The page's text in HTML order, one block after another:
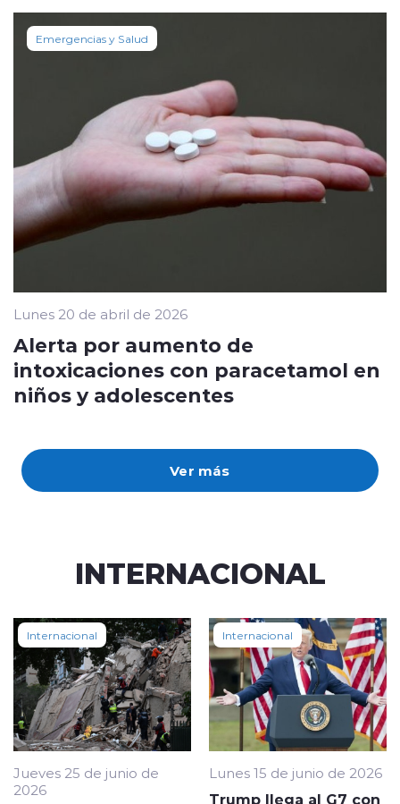
Ver más
Emergencias y Salud
Lunes 20 de abril de 2026
Alerta por aumento de
intoxicaciones con paracetamol en
niños y adolescentes
INTERNACIONAL
Internacional
Jueves 25 de junio de
2026
Internacional
Lunes 15 de junio de 2026
Trump llega al G7 con